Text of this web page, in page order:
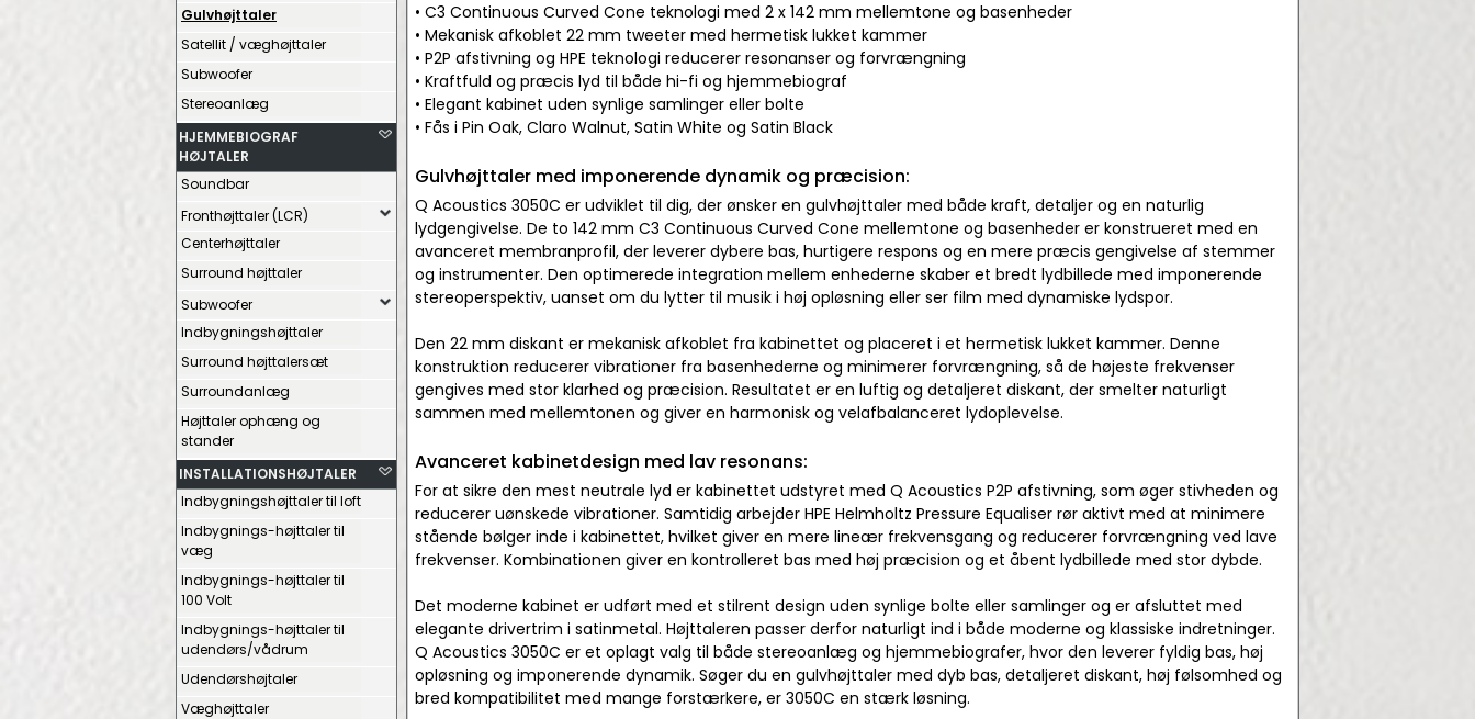
Gulvhøjttaler
Satellit / væghøjttaler
Subwoofer
Stereoanlæg
HJEMMEBIOGRAF
HØJTALER
Soundbar
Fronthøjttaler (LCR)
Centerhøjttaler
Surround højttaler
Subwoofer
Indbygningshøjttaler
Surround højttalersæt
Surroundanlæg
Højttaler ophæng og
stander
INSTALLATIONSHØJTALER
Indbygningshøjttaler til loft
Indbygnings-højttaler til
væg
Indbygnings-højttaler til
100 Volt
Indbygnings-højttaler til
udendørs/vådrum
Udendørshøjtaler
Væghøjttaler
• C3 Continuous Curved Cone teknologi med 2 x 142 mm mellemtone og basenheder
• Mekanisk afkoblet 22 mm tweeter med hermetisk lukket kammer
• P2P afstivning og HPE teknologi reducerer resonanser og forvrængning
• Kraftfuld og præcis lyd til både hi-fi og hjemmebiograf
• Elegant kabinet uden synlige samlinger eller bolte
• Fås i Pin Oak, Claro Walnut, Satin White og Satin Black
Gulvhøjttaler med imponerende dynamik og præcision:
Q Acoustics 3050C er udviklet til dig, der ønsker en gulvhøjttaler med både kraft, detaljer og en naturlig
lydgengivelse. De to 142 mm C3 Continuous Curved Cone mellemtone og basenheder er konstrueret med en
avanceret membranprofil, der leverer dybere bas, hurtigere respons og en mere præcis gengivelse af stemmer
og instrumenter. Den optimerede integration mellem enhederne skaber et bredt lydbillede med imponerende
stereoperspektiv, uanset om du lytter til musik i høj opløsning eller ser film med dynamiske lydspor.
Den 22 mm diskant er mekanisk afkoblet fra kabinettet og placeret i et hermetisk lukket kammer. Denne
konstruktion reducerer vibrationer fra basenhederne og minimerer forvrængning, så de højeste frekvenser
gengives med stor klarhed og præcision. Resultatet er en luftig og detaljeret diskant, der smelter naturligt
sammen med mellemtonen og giver en harmonisk og velafbalanceret lydoplevelse.
Avanceret kabinetdesign med lav resonans:
For at sikre den mest neutrale lyd er kabinettet udstyret med Q Acoustics P2P afstivning, som øger stivheden og
reducerer uønskede vibrationer. Samtidig arbejder HPE Helmholtz Pressure Equaliser rør aktivt med at minimere
stående bølger inde i kabinettet, hvilket giver en mere lineær frekvensgang og reducerer forvrængning ved lave
frekvenser. Kombinationen giver en kontrolleret bas med høj præcision og et åbent lydbillede med stor dybde.
Det moderne kabinet er udført med et stilrent design uden synlige bolte eller samlinger og er afsluttet med
elegante drivertrim i satinmetal. Højttaleren passer derfor naturligt ind i både moderne og klassiske indretninger.
Q Acoustics 3050C er et oplagt valg til både stereoanlæg og hjemmebiografer, hvor den leverer fyldig bas, høj
opløsning og imponerende dynamik. Søger du en gulvhøjttaler med dyb bas, detaljeret diskant, høj følsomhed og
bred kompatibilitet med mange forstærkere, er 3050C en stærk løsning.